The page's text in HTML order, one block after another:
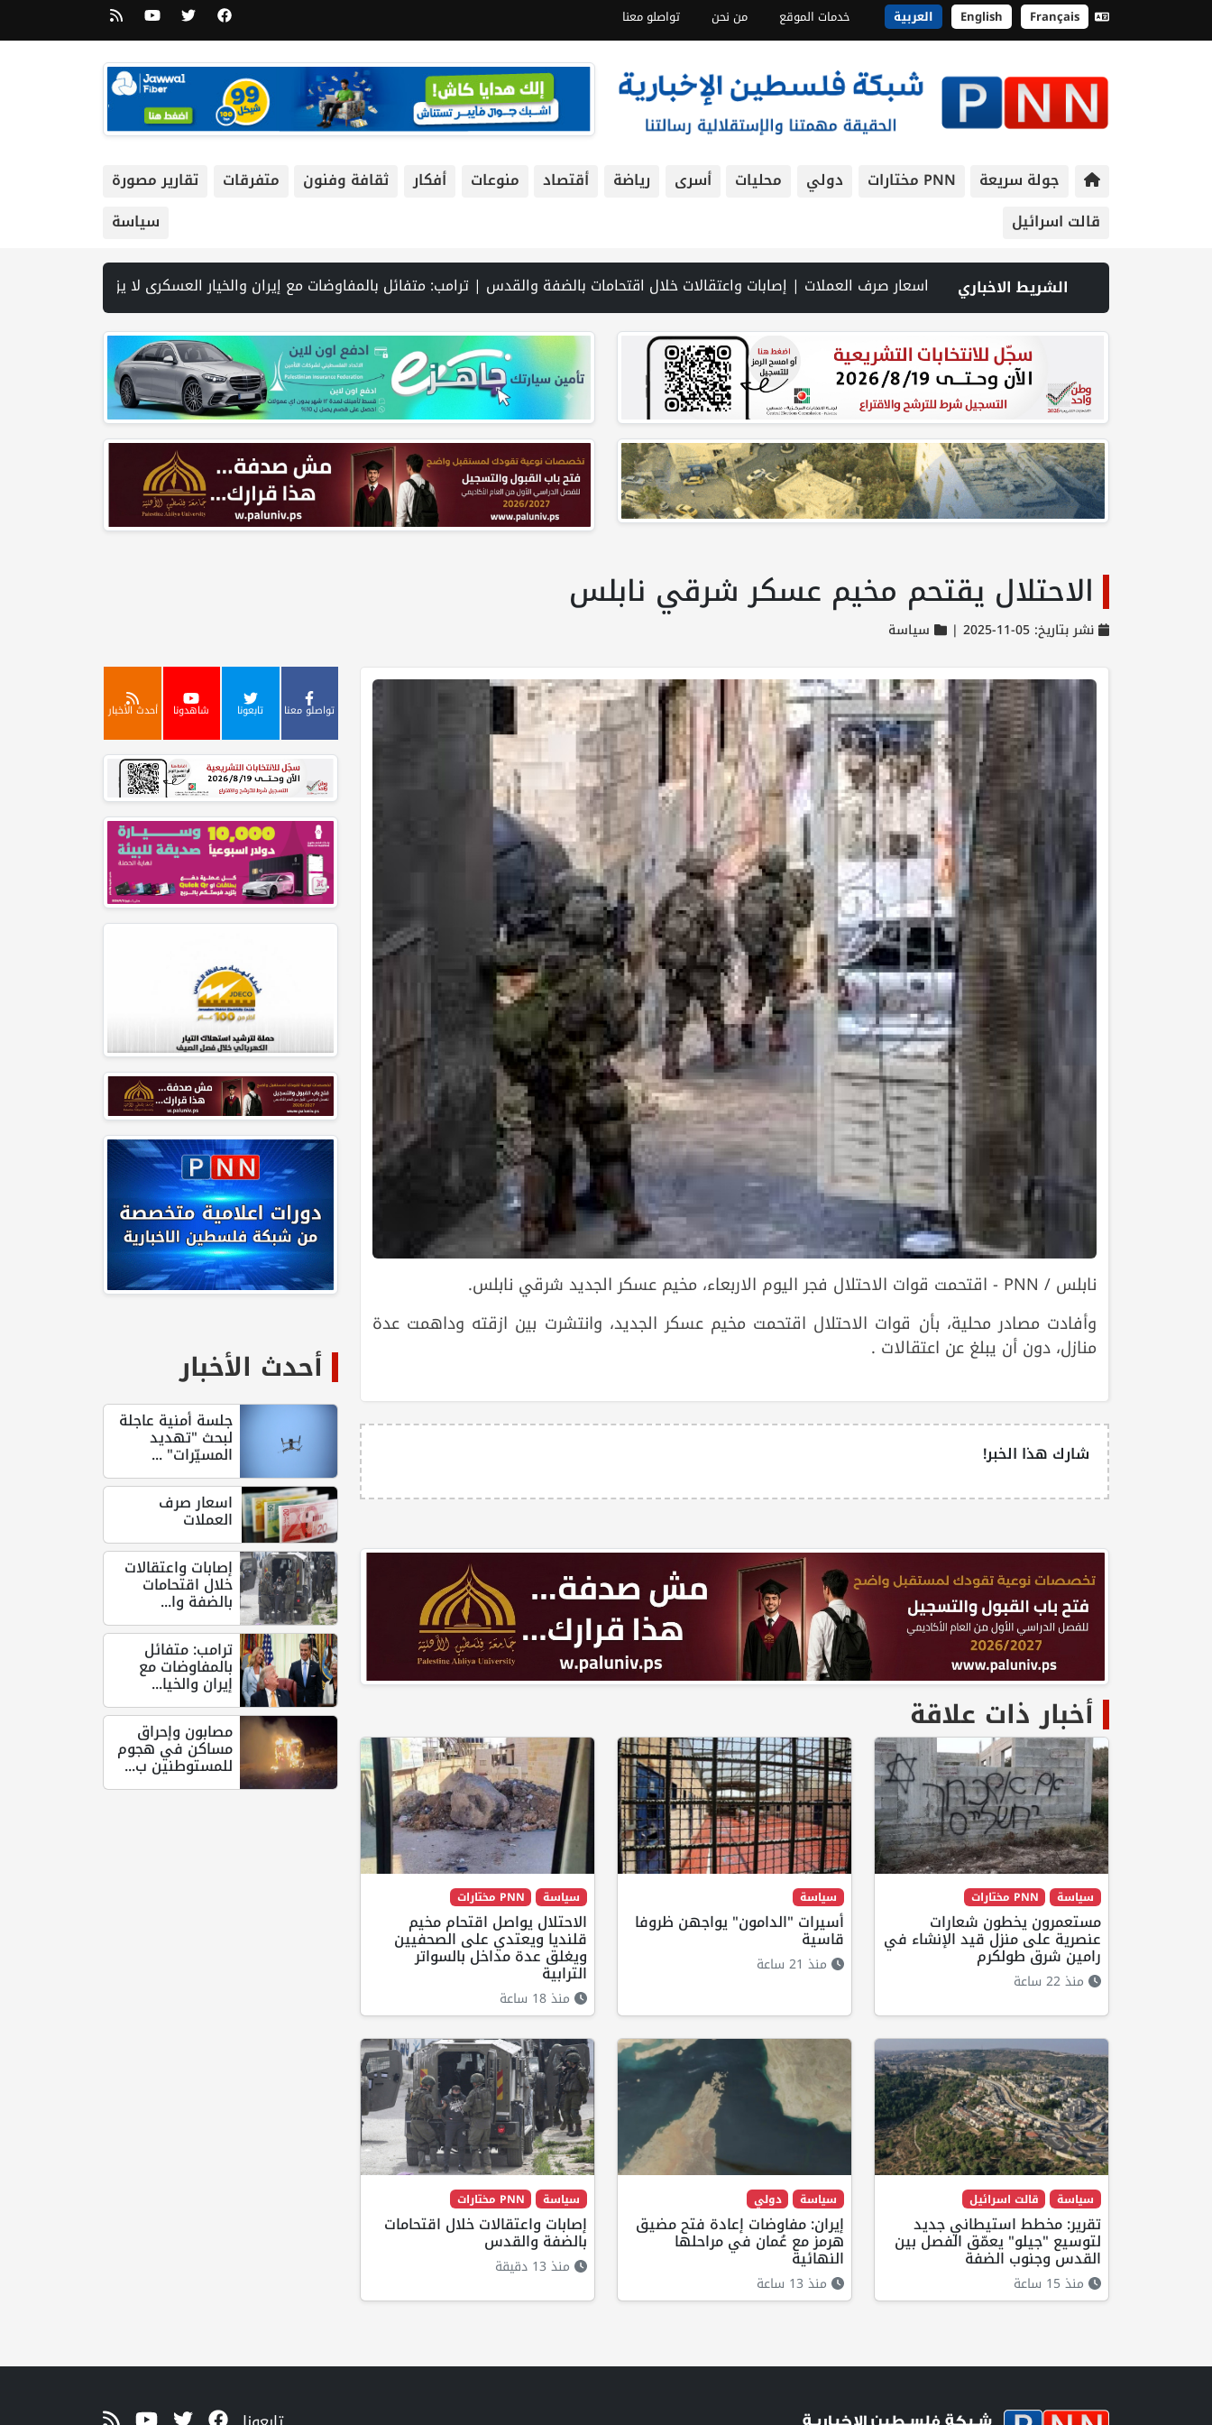
English Français العربية خدمات الموقع من نحن تواصلو معنا
جولة سريعة PNN مختارات دولي محليات أسرى رياضة أقتصاد منوعات أفكار ثقافة وفنون متفرقات
تقارير مصورة
قالت اسرائيل
سياسة
الشريط الاخباري
اقتحامات بالضفة والقدس | ترامب: متفائل بالمفاوضات مع إيران والخيار العسكري لا يزال مطروحا | مصابون وإحراق مساكن في هجوم للمستوطنين بالخليل وشرق نابلس | مقتل جنديين إسرائيليين بانفجار عبوة ناسفة جنوب لبنان | الطقس: الحرارة أعلى من معدلها السنوي العام | محافظة بيت لحم تشارك في إطلاق البرنامج التدريبي لمجالس الهيئات المحلية 2026–2030 في مدينة بيت لحم | إيران: مفاوضات إعادة فتح مضيق هرمز مع عُمان في مراحلها النهائية | نتنياهو يختصر مشاركته في مراسم رسمية بسبب "تطورات سياسية وعسكرية" | أزمة السياحة في بيت لحم… ليست بسبب الاحتلال وحده! بقلم اليس قيسية |
الاحتلال يقتحم مخيم عسكر شرقي نابلس
نشر بتاريخ: 05-11-2025 | سياسة
نابلس / PNN - اقتحمت قوات الاحتلال فجر اليوم الاربعاء، مخيم عسكر الجديد شرقي نابلس.
وأفادت مصادر محلية، بأن قوات الاحتلال اقتحمت مخيم عسكر الجديد، وانتشرت بين ازقته وداهمت عدة
منازل، دون أن يبلغ عن اعتقالات .
شارك هذا الخبر!
أخبار ذات علاقة
سياسة PNN مختارات
مستعمرون يخطون شعارات
عنصرية على منزل قيد الإنشاء في
رامين شرق طولكرم
منذ 22 ساعة
سياسة
أسيرات "الدامون" يواجهن ظروفا
قاسية
منذ 21 ساعة
سياسة PNN مختارات
الاحتلال يواصل اقتحام مخيم
قلنديا ويعتدي على الصحفيين
ويغلق عدة مداخل بالسواتر
الترابية
منذ 18 ساعة
سياسة قالت اسرائيل
تقرير: مخطط استيطاني جديد
لتوسيع "جيلو" يعمّق الفصل بين
القدس وجنوب الضفة
منذ 15 ساعة
سياسة دولي
إيران: مفاوضات إعادة فتح مضيق
هرمز مع عُمان في مراحلها
النهائية
منذ 13 ساعة
سياسة PNN مختارات
إصابات واعتقالات خلال اقتحامات
بالضفة والقدس
منذ 13 دقيقة
تواصلو معنا تابعونا شاهدونا أحدث الأخبار
أحدث الأخبار
جلسة أمنية عاجلة
لبحث "تهديد
المسيّرات" ...
اسعار صرف
العملات
إصابات واعتقالات
خلال اقتحامات
بالضفة وا...
ترامب: متفائل
بالمفاوضات مع
إيران والخيا...
مصابون وإحراق
مساكن في هجوم
للمستوطنين ب...